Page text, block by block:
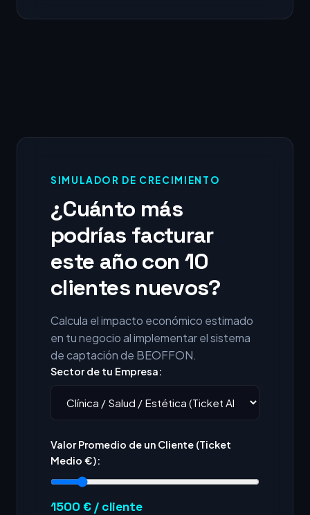
SIMULADOR DE CRECIMIENTO
¿Cuánto más
podrías facturar
este año con 10
clientes nuevos?
Calcula el impacto económico estimado
en tu negocio al implementar el sistema
de captación de BEOFFON.
Sector de tu Empresa:
Valor Promedio de un Cliente (Ticket
Medio €):
1500 € / cliente